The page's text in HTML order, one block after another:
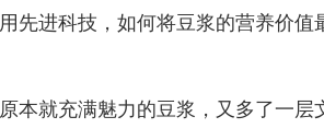
先进科技，如何将豆浆的营养价值
本就充满魅力的豆浆，又多了一层